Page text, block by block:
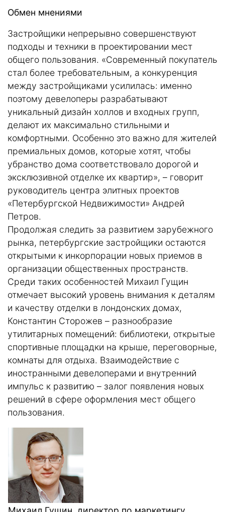
Обмен мнениями
Застройщики непрерывно совершенствуют
подходы и техники в проектировании мест
общего пользования. «Современный покупатель
стал более требовательным, а конкуренция
между застройщиками усилилась: именно
поэтому девелоперы разрабатывают
уникальный дизайн холлов и входных групп,
делают их максимально стильными и
комфортными. Особенно это важно для жителей
премиальных домов, которые хотят, чтобы
убранство дома соответствовало дорогой и
эксклюзивной отделке их квартир», – говорит
руководитель центра элитных проектов
«Петербургской Недвижимости» Андрей
Петров.
Продолжая следить за развитием зарубежного
рынка, петербургские застройщики остаются
открытыми к инкорпорации новых приемов в
организации общественных пространств.
Среди таких особенностей Михаил Гущин
отмечает высокий уровень внимания к деталям
и качеству отделки в лондонских домах,
Константин Сторожев – разнообразие
утилитарных помещений: библиотеки, открытые
спортивные площадки на крыше, переговорные,
комнаты для отдыха. Взаимодействие с
иностранными девелоперами и внутренний
импульс к развитию – залог появления новых
решений в сфере оформления мест общего
пользования.